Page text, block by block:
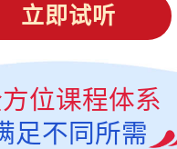
立即试听
位课程体系
足不同所需